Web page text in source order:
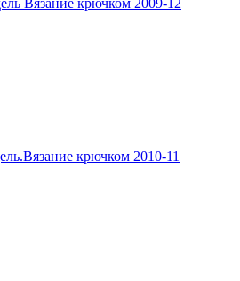
Вязание крючком 2009-12
крючком 2010-11